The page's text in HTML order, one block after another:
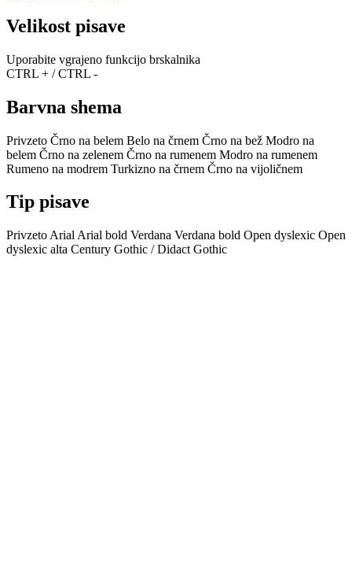
Velikost pisave
Uporabite vgrajeno funkcijo brskalnika
CTRL + / CTRL -
Barvna shema
Privzeto Črno na belem Belo na črnem Črno na bež Modro na
belem Črno na zelenem Črno na rumenem Modro na rumenem
Rumeno na modrem Turkizno na črnem Črno na vijoličnem
Tip pisave
Privzeto Arial Arial bold Verdana Verdana bold Open dyslexic Open
dyslexic alta Century Gothic / Didact Gothic